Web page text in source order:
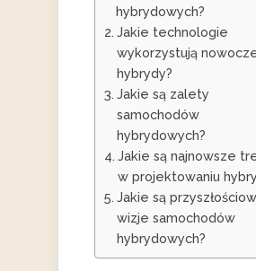
hybrydowych?
Jakie technologie
wykorzystują
hybrydy?
Jakie są zalety
samochodów
hybrydowych?
Jakie są najnowsze
w projektowaniu
Jakie są
wizje samochodów
hybrydowych?